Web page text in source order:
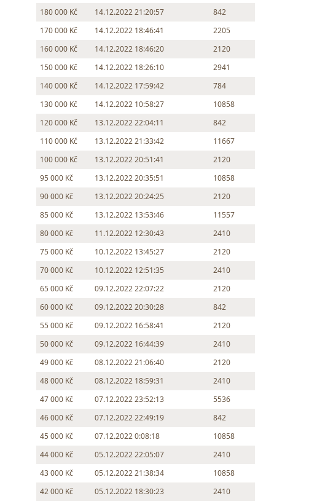
180 000 Kč
14.12.2022 21:20:57
842
170 000 Kč
14.12.2022 18:46:41
2205
160 000 Kč
14.12.2022 18:46:20
2120
150 000 Kč
14.12.2022 18:26:10
2941
140 000 Kč
14.12.2022 17:59:42
784
130 000 Kč
14.12.2022 10:58:27
10858
120 000 Kč
13.12.2022 22:04:11
842
110 000 Kč
13.12.2022 21:33:42
11667
100 000 Kč
13.12.2022 20:51:41
2120
95 000 Kč
13.12.2022 20:35:51
10858
90 000 Kč
13.12.2022 20:24:25
2120
85 000 Kč
13.12.2022 13:53:46
11557
80 000 Kč
11.12.2022 12:30:43
2410
75 000 Kč
10.12.2022 13:45:27
2120
70 000 Kč
10.12.2022 12:51:35
2410
65 000 Kč
09.12.2022 22:07:22
2120
60 000 Kč
09.12.2022 20:30:28
842
55 000 Kč
09.12.2022 16:58:41
2120
50 000 Kč
09.12.2022 16:44:39
2410
49 000 Kč
08.12.2022 21:06:40
2120
48 000 Kč
08.12.2022 18:59:31
2410
47 000 Kč
07.12.2022 23:52:13
5536
46 000 Kč
07.12.2022 22:49:19
842
45 000 Kč
07.12.2022 0:08:18
10858
44 000 Kč
05.12.2022 22:05:07
2410
43 000 Kč
05.12.2022 21:38:34
10858
42 000 Kč
05.12.2022 18:30:23
2410